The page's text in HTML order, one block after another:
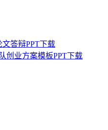
答辩PPT下载